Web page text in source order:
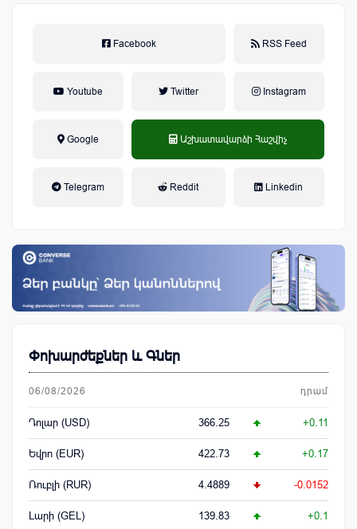
Facebook RSS Feed
Youtube Twitter Instagram
Google Աշխատավարձի Հաշվիչ
Telegram Reddit Linkedin
Փոխարժեքներ և Գներ
06/08/2026 դրամ
Դոլար (USD) 366.25 +0.11
Եվրո (EUR) 422.73 +0.17
Ռուբլի (RUR) 4.4889 -0.0152
Լարի (GEL) 139.83 +0.1